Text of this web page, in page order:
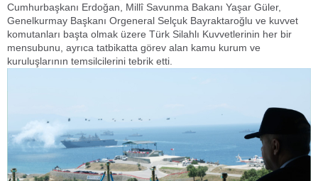
Cumhurbaşkanı Erdoğan, Millî Savunma Bakanı Yaşar Güler,
Genelkurmay Başkanı Orgeneral Selçuk Bayraktaroğlu ve kuvvet
komutanları başta olmak üzere Türk Silahlı Kuvvetlerinin her bir
mensubunu, ayrıca tatbikatta görev alan kamu kurum ve
kuruluşlarının temsilcilerini tebrik etti.